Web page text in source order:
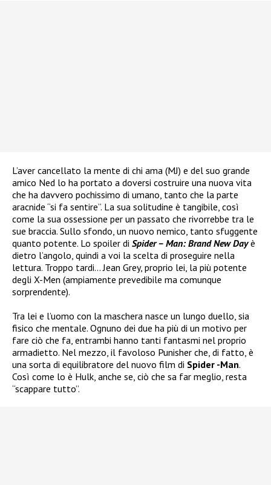
L’aver cancellato la mente di chi ama (MJ) e del suo grande
amico Ned lo ha portato a doversi costruire una nuova vita
che ha davvero pochissimo di umano, tanto che la parte
aracnide “si fa sentire”. La sua solitudine è tangibile, così
come la sua ossessione per un passato che rivorrebbe tra le
sue braccia. Sullo sfondo, un nuovo nemico, tanto sfuggente
quanto potente. Lo spoiler di Spider – Man: Brand New Dayè
dietro l’angolo, quindi a voi la scelta di proseguire nella
lettura. Troppo tardi… Jean Grey, proprio lei, la più potente
degli X-Men (ampiamente prevedibile ma comunque
sorprendente).
Tra lei e l’uomo con la maschera nasce un lungo duello, sia
fisico che mentale. Ognuno dei due ha più di un motivo per
fare ciò che fa, entrambi hanno tanti fantasmi nel proprio
armadietto. Nel mezzo, il favoloso Punisher che, di fatto, è
una sorta di equilibratore del nuovo film di Spider -Man.
Così come lo è Hulk, anche se, ciò che sa far meglio, resta
“scappare tutto”.